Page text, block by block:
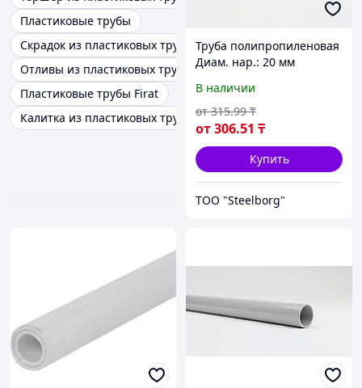
Пластиковые трубы
Скрадок из пластиковых труб
Отливы из пластиковых труб
Пластиковые трубы Firat
Калитка из пластиковых труб
Труба полипропиленовая
Диам. нар.: 20 мм
В наличии
от306.51 ₸
от 315.99 ₸
Купить
ТОО "Steelborg"